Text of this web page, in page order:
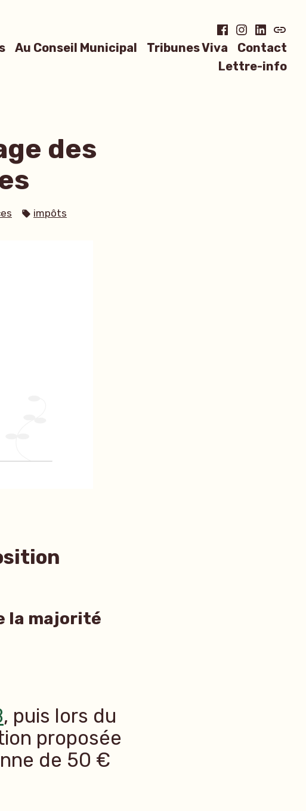
Au Conseil Municipal Tribunes Viva
Contact
Lettre-info
Facebook
Instagram
LinkedIn
des
Étiquettes :
impôts
la majorité
, puis lors du
proposée
de 50 €